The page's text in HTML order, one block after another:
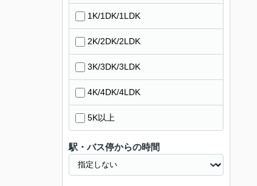
1K/1DK/1LDK
2K/2DK/2LDK
3K/3DK/3LDK
4K/4DK/4LDK
5K以上
駅・バス停からの時間